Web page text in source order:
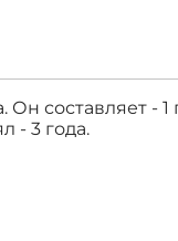
составляет -
- 3 года.